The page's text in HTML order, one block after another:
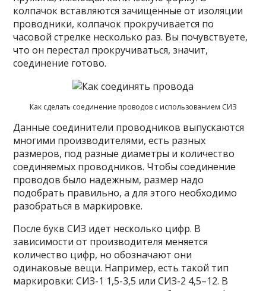
колпачок вставляются зачищенные от изоляции
проводники, колпачок прокручивается по
часовой стрелке несколько раз. Вы почувствуете,
что он перестал прокручиваться, значит,
соединение готово.
Как сделать соединение проводов с использованием СИЗ
Данные соединители проводников выпускаются
многими производителями, есть разных
размеров, под разные диаметры и количество
соединяемых проводников. Чтобы соединение
проводов было надежным, размер надо
подобрать правильно, а для этого необходимо
разобраться в маркировке.
После букв СИЗ идет несколько цифр. В
зависимости от производителя меняется
количество цифр, но обозначают они
одинаковые вещи. Например, есть такой тип
маркировки: СИЗ-1 1,5-3,5 или СИЗ-2 4,5–12. В